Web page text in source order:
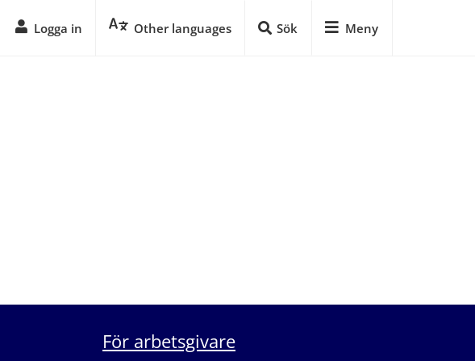
Logga in Other languages Sök Meny
För arbetsgivare